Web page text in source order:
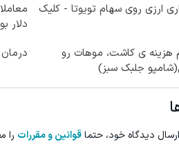
ارزی روی سهام تویوتا - کلیک
دلار
هزینه ی کاشت، موهات رو
جلبک سبز)
دیدگاه خود، حتماقوانین و مقررات را